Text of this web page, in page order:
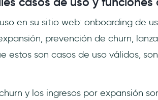
en su sitio web: onboarding de
prevención de churn,
estos son casos de uso válidos,
y los ingresos por expansión